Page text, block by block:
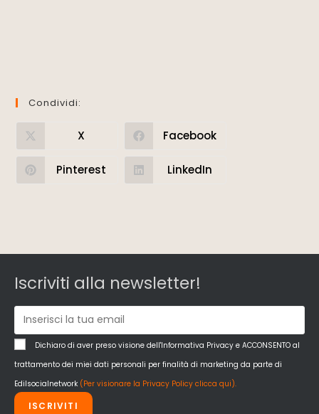
Condividi:
X Facebook
Pinterest LinkedIn
Iscriviti alla newsletter!
Dichiaro di aver preso visione dell'Informativa Privacy e ACCONSENTO al
trattamento dei miei dati personali per finalità di marketing da parte di
Edilsocialnetwork (Per visionare la Privacy Policy clicca qui).
ISCRIVITI